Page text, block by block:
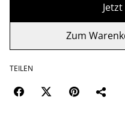
Zum
TEILEN